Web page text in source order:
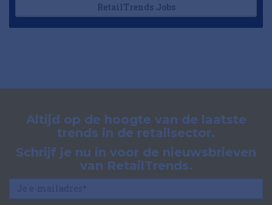
RetailTrends Jobs
Altijd op de hoogte van de laatste
trends in de retailsector.
Schrijf je nu in voor de nieuwsbrieven
van RetailTrends.